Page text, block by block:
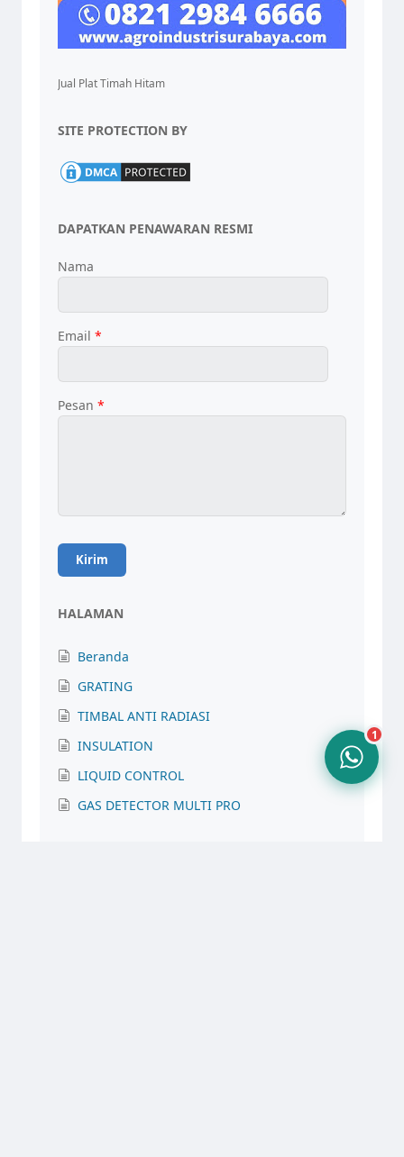
Jual Plat Timah Hitam
SITE PROTECTION BY
DAPATKAN PENAWARAN RESMI
Nama
Email *
Pesan *
HALAMAN
Beranda
GRATING
TIMBAL ANTI RADIASI
INSULATION
LIQUID CONTROL
GAS DETECTOR MULTI PRO
1